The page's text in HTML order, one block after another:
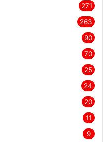
271
263
90
70
25
24
20
11
9